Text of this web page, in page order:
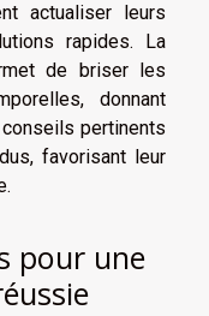
actualiser leurs
rapides. La
de briser les
donnant
pertinents
favorisant leur
pour une